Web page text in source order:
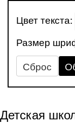
Цвет текста:
Размер
Сброс
Детская